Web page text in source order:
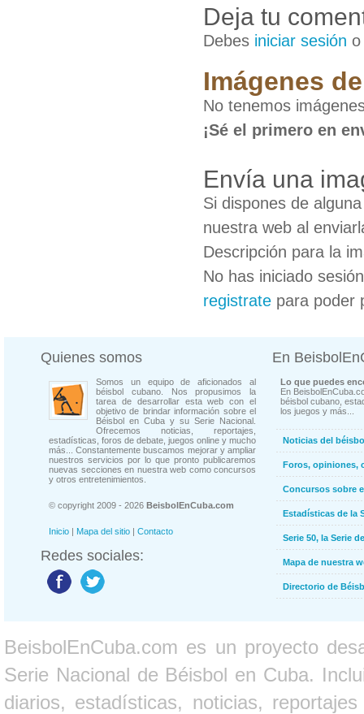
Deja tu
Debes iniciar sesión
Imágenes
No tenemos
¡Sé el primero en
Envía una
Si dispones de
nuestra web al
Descripción para la
No has iniciado
registrate para poder
Quienes somos
Somos un equipo de aficionados al
béisbol cubano. Nos propusimos la
tarea de desarrollar esta web con el
objetivo de brindar información sobre el
Béisbol en Cuba y su Serie Nacional.
Ofrecemos noticias, reportajes,
estadísticas, foros de debate, juegos online y mucho
más... Constantemente buscamos mejorar y ampliar
nuestros servicios por lo que pronto publicaremos
nuevas secciones en nuestra web como concursos
y otros entretenimientos.
© copyright 2009 - 2026 BeisbolEnCuba.com
Inicio | Mapa del sitio | Contacto
Redes sociales:
En
Lo que puedes
En
béisbol cubano,
los juegos y más...
Noticias del
Foros, opiniones,
Concursos sobre
Estadísticas de la
Serie 50, la Serie
Mapa de nuestra
Directorio de
BeisbolEnCuba.com es un proyecto
Serie Nacional de Béisbol en Cuba.
diarios, estadísticas, noticias,